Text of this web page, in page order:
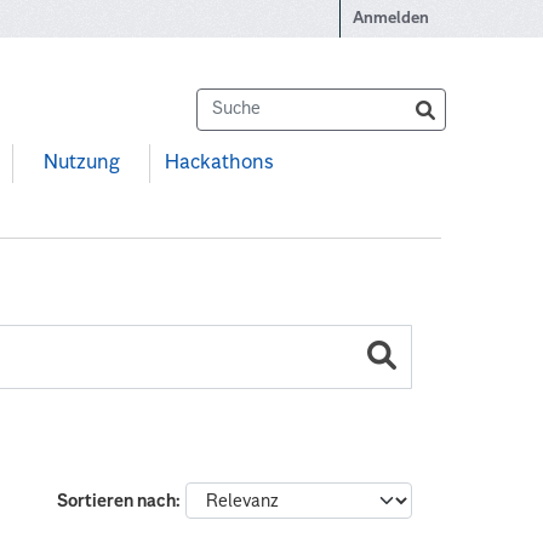
Anmelden
Nutzung Hackathons
Sortieren nach